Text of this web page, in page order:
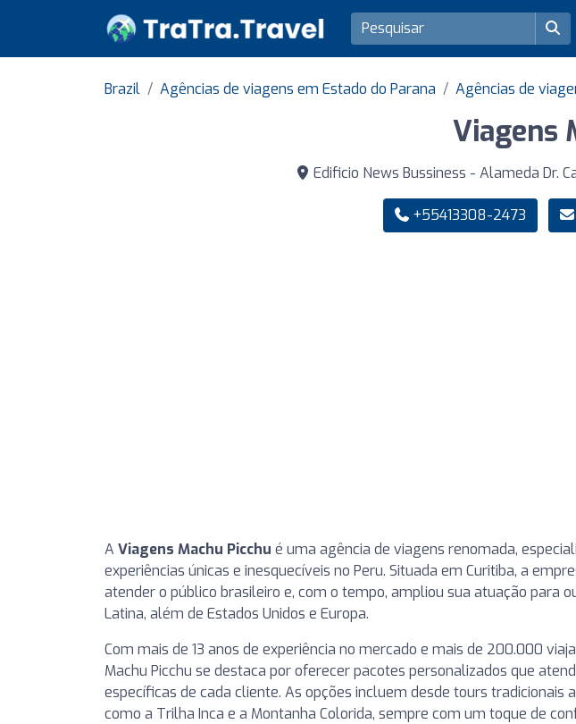
Brazil Agências de viagens em Estado do Parana Agências de
Viagens
Edificio News Bussiness - Alameda Dr.
+55413308-2473
A Viagens Machu Picchu é uma agência de viagens renomada,
experiências únicas e inesquecíveis no Peru. Situada em Curitiba, a
atender o público brasileiro e, com o tempo, ampliou sua atuação para
Latina, além de Estados Unidos e Europa.
Com mais de 13 anos de experiência no mercado e mais de 200.000
Machu Picchu se destaca por oferecer pacotes personalizados que
específicas de cada cliente. As opções incluem desde tours tradicionais
como a Trilha Inca e a Montanha Colorida, sempre com um toque de